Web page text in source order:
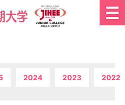
2024 2023 2022